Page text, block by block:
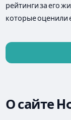
рейтинги за его
которые оценили
О сайте